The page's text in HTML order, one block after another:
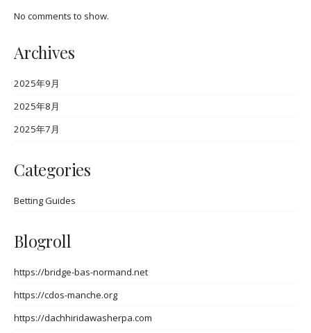
No comments to show.
Archives
2025年9月
2025年8月
2025年7月
Categories
Betting Guides
Blogroll
https://bridge-bas-normand.net
https://cdos-manche.org
https://dachhiridawasherpa.com